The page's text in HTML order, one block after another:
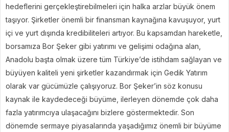
hedeflerini gerçekleştirebilmeleri için halka arzlar büyük önem
taşıyor. Şirketler önemli bir finansman kaynağına kavuşuyor, yurt
içi ve yurt dışında kredibiliteleri artıyor. Bu kapsamdan hareketle,
borsamıza Bor Şeker gibi yatırımı ve gelişimi odağına alan,
Anadolu başta olmak üzere tüm Türkiye’de istihdam sağlayan ve
büyüyen kaliteli yeni şirketler kazandırmak için Gedik Yatırım
olarak var gücümüzle çalışıyoruz. Bor Şeker’in söz konusu
kaynak ile kaydedeceği büyüme, ilerleyen dönemde çok daha
fazla yatırımcıya ulaşacağını bizlere göstermektedir. Son
dönemde sermaye piyasalarında yaşadığımız önemli bir büyüme